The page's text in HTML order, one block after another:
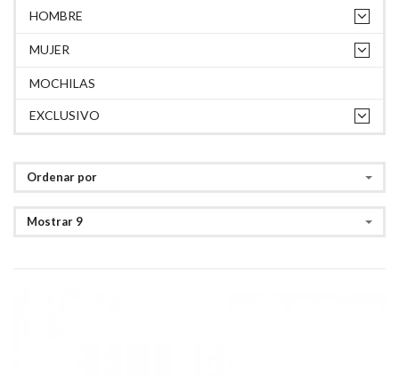
HOMBRE
MUJER
MOCHILAS
EXCLUSIVO
Ordenar por
Mostrar 9